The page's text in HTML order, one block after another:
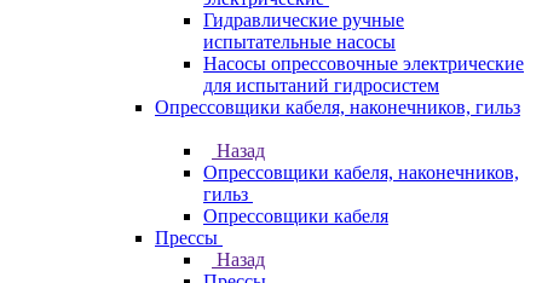
Гидравлические ручные
испытательные насосы
Насосы опрессовочные электрические
для испытаний гидросистем
Опрессовщики кабеля, наконечников, гильз
Назад
Опрессовщики кабеля, наконечников,
гильз
Опрессовщики кабеля
Прессы
Назад